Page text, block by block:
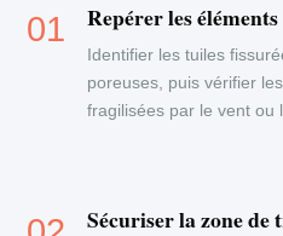
Repérer les
Identifier les tuiles
poreuses, puis vérifier
fragilisées par le vent ou
Sécuriser la zone de